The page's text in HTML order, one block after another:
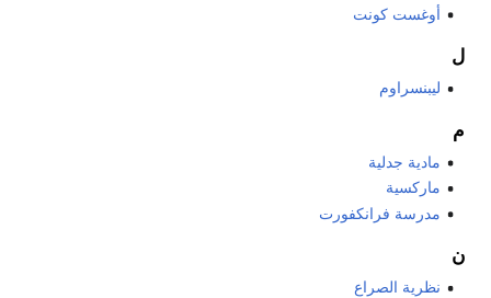
أوغست كونت
ل
ليبنسراوم
م
مادية جدلية
ماركسية
مدرسة فرانكفورت
ن
نظرية الصراع